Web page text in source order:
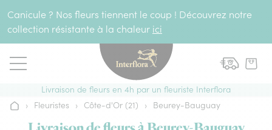
Canicule ? Nos fleurs tiennent le coup ! Découvrez notre
collection résistante à la chaleur ici
Livraison de fleurs en 4h par un fleuriste Interflora
Accueil
› Fleuristes › Côte-d'Or (21) › Beurey-Bauguay